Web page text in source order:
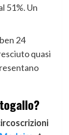
51%. Un
24
quasi